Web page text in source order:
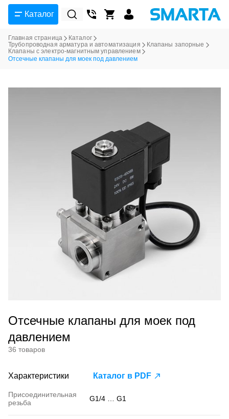
Каталог
Главная страница
Каталог
Трубопроводная арматура и автоматизация
Клапаны запорные
Клапаны с электро-магнитным управлением
Отсечные клапаны для моек под давлением
Отсечные клапаны для моек под
давлением
36 товаров
Характеристики Каталог в PDF
Присоединительная
резьба
G1/4 … G1